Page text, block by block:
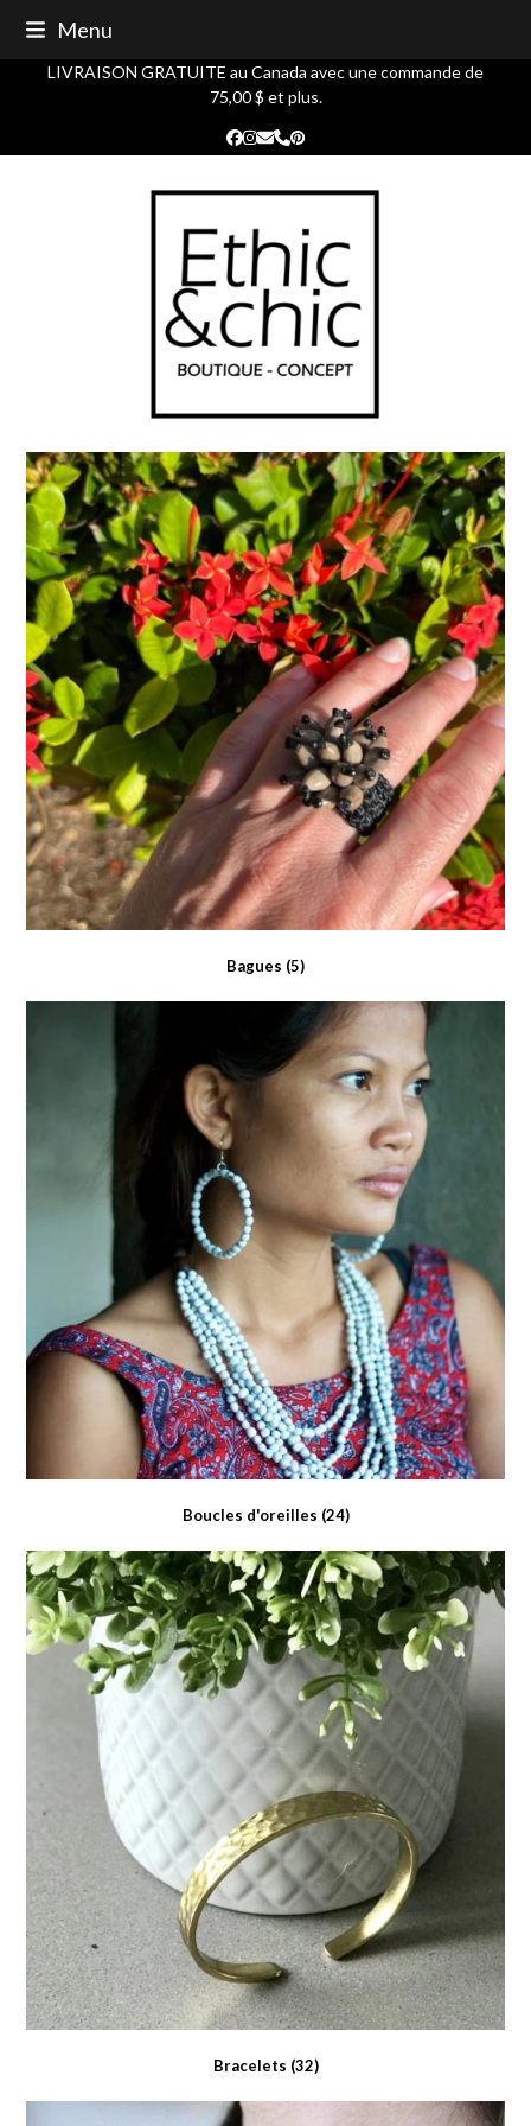
content
Menu
LIVRAISON GRATUITE au Canada avec une commande de
75,00 $ et plus.
Facebook
Instagram
Courriel
Phone
Pinterest
Bagues (5)
Boucles d'oreilles (24)
Bracelets (32)